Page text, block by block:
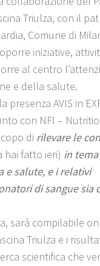
Triulza, con il
Comune di
iniziative,
al centro
e della salute.
presenza AVIS in
con NFI –
di rilevare le
hai fatto ieri) in
e salute, e i relativi
di sangue sia
sarà compilabile
Triulza e i
scientifica che